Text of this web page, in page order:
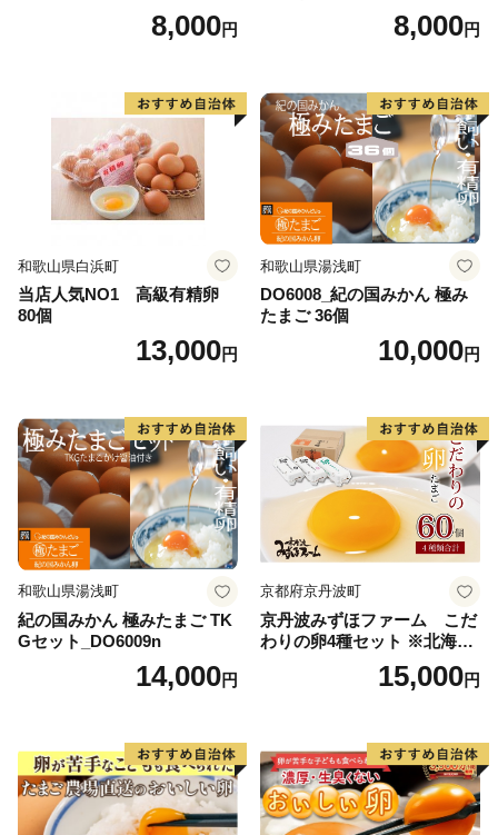
え合い、いきいきと暮らせる魅力あるまちづくりに挑戦
しています。
8,000円 8,000円
和歌山県白浜町
当店人気NO1 高級有精卵
80個
13,000円
和歌山県湯浅町
DO6008_紀の国みかん 極み
たまご 36個
10,000円
和歌山県湯浅町
紀の国みかん 極みたまご TK
Gセット_DO6009n
14,000円
京都府京丹波町
京丹波みずほファーム こだ
わりの卵4種セット ※北海
道・沖縄・その他離島は配送
15,000円